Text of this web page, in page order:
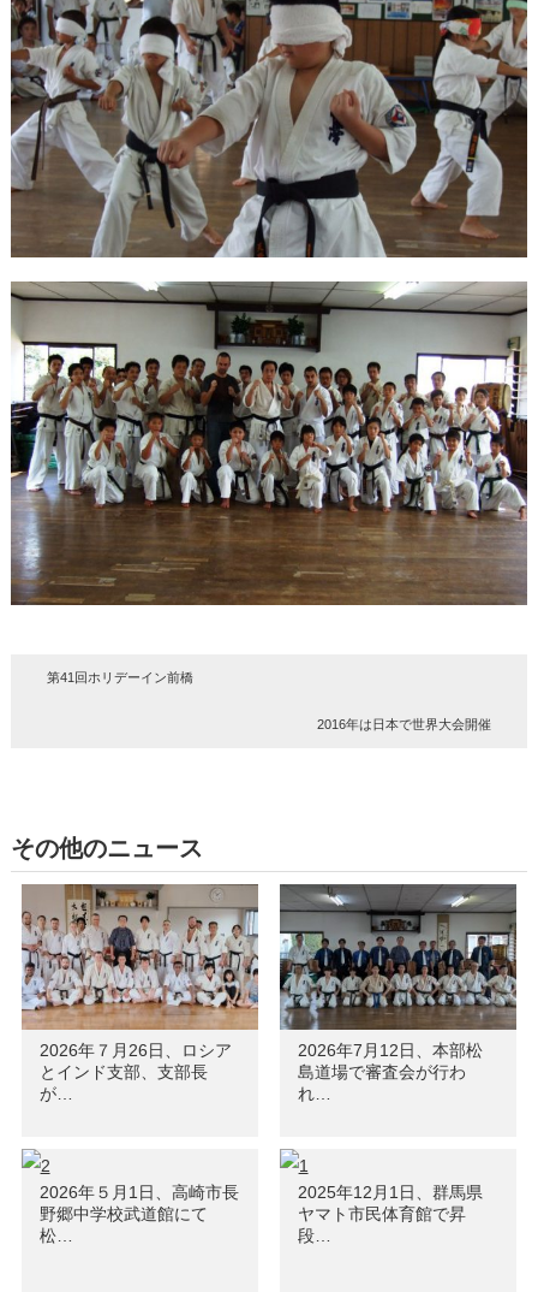
第41回ホリデーイン前橋
2016年は日本で世界大会開催
その他のニュース
2026年７月26日、ロシア
とインド支部、支部長
が…
2026年7月12日、本部松
島道場で審査会が行わ
れ…
2026年５月1日、高崎市長
野郷中学校武道館にて
松…
2025年12月1日、群馬県
ヤマト市民体育館で昇
段…